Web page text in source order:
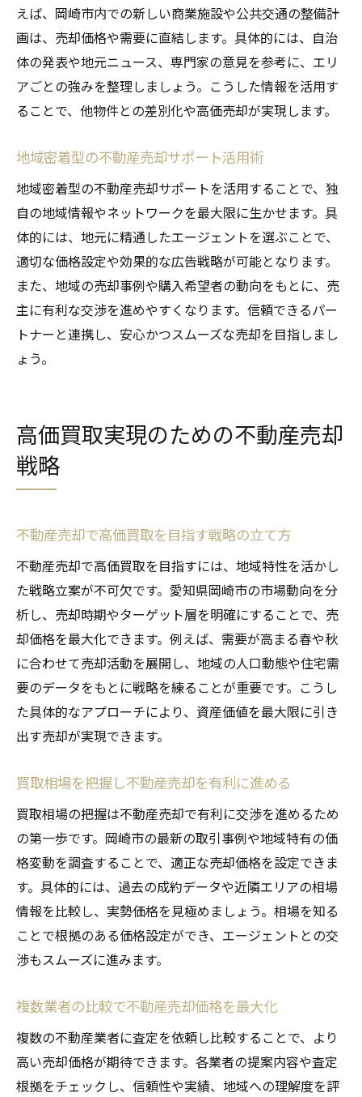
えば、岡崎市内での新しい商業施設や公共交通の整備計
画は、売却価格や需要に直結します。具体的には、自治
体の発表や地元ニュース、専門家の意見を参考に、エリ
アごとの強みを整理しましょう。こうした情報を活用す
ることで、他物件との差別化や高価売却が実現します。
地域密着型の不動産売却サポート活用術
地域密着型の不動産売却サポートを活用することで、独
自の地域情報やネットワークを最大限に生かせます。具
体的には、地元に精通したエージェントを選ぶことで、
適切な価格設定や効果的な広告戦略が可能となります。
また、地域の売却事例や購入希望者の動向をもとに、売
主に有利な交渉を進めやすくなります。信頼できるパー
トナーと連携し、安心かつスムーズな売却を目指しまし
ょう。
高価買取実現のための不動産売却
戦略
不動産売却で高価買取を目指す戦略の立て方
不動産売却で高価買取を目指すには、地域特性を活かし
た戦略立案が不可欠です。愛知県岡崎市の市場動向を分
析し、売却時期やターゲット層を明確にすることで、売
却価格を最大化できます。例えば、需要が高まる春や秋
に合わせて売却活動を展開し、地域の人口動態や住宅需
要のデータをもとに戦略を練ることが重要です。こうし
た具体的なアプローチにより、資産価値を最大限に引き
出す売却が実現できます。
買取相場を把握し不動産売却を有利に進める
買取相場の把握は不動産売却で有利に交渉を進めるため
の第一歩です。岡崎市の最新の取引事例や地域特有の価
格変動を調査することで、適正な売却価格を設定できま
す。具体的には、過去の成約データや近隣エリアの相場
情報を比較し、実勢価格を見極めましょう。相場を知る
ことで根拠のある価格設定ができ、エージェントとの交
渉もスムーズに進みます。
複数業者の比較で不動産売却価格を最大化
複数の不動産業者に査定を依頼し比較することで、より
高い売却価格が期待できます。各業者の提案内容や査定
根拠をチェックし、信頼性や実績、地域への理解度を評